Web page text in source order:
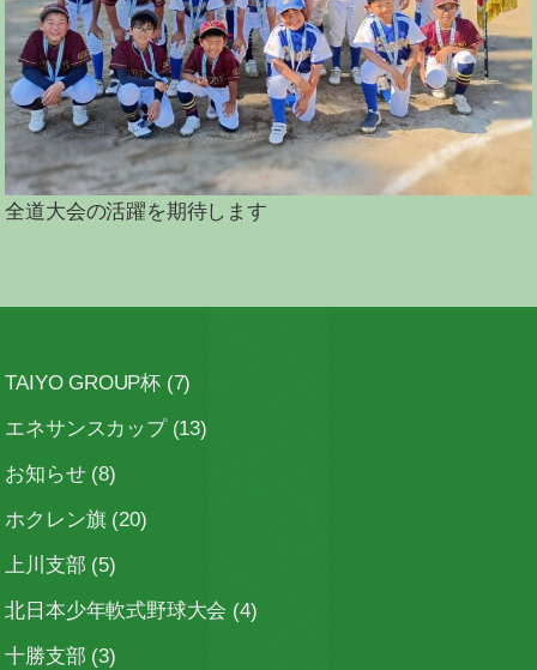
全道大会の活躍を期待します
TAIYO GROUP杯 (7)
エネサンスカップ(13)
お知らせ(8)
ホクレン旗(20)
上川支部 (5)
北日本少年軟式野球大会 (4)
十勝支部 (3)